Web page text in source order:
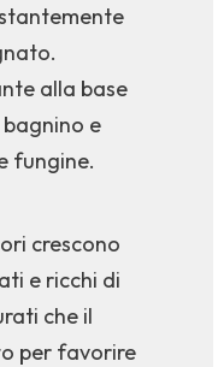
alla base
e
fungine.
crescono
e ricchi di
che il
per favorire